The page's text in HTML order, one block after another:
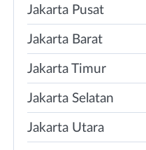
Jakarta Pusat
Jakarta Barat
Jakarta Timur
Jakarta Selatan
Jakarta Utara